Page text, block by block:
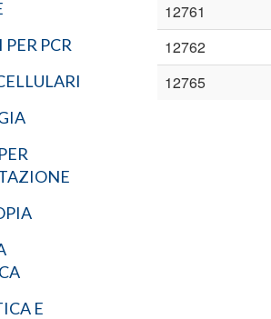
PCR
E
12761
12762
12765